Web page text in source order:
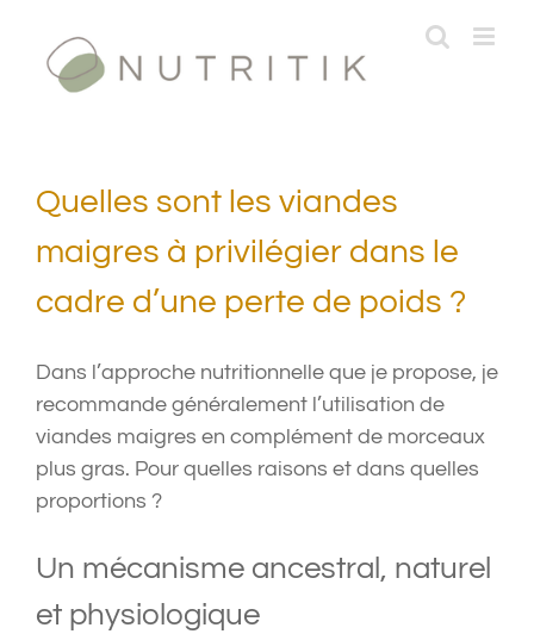
contenu
Quelles sont les viandes
maigres à privilégier dans le
cadre d’une perte de poids ?
Dans l’approche nutritionnelle que je propose, je
recommande généralement l’utilisation de
viandes maigres en complément de morceaux
plus gras. Pour quelles raisons et dans quelles
proportions ?
Un mécanisme ancestral, naturel
et physiologique